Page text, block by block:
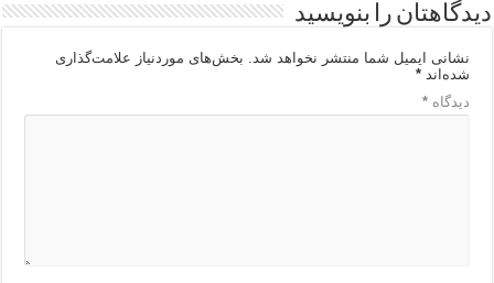
دیدگاهتان را بنویسید
نشانی ایمیل شما منتشر نخواهد شد.
بخش‌های موردنیاز علامت‌گذاری
شده‌اند*
دیدگاه*